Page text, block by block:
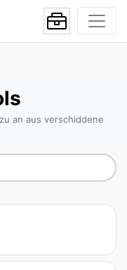
an aus verschiddene